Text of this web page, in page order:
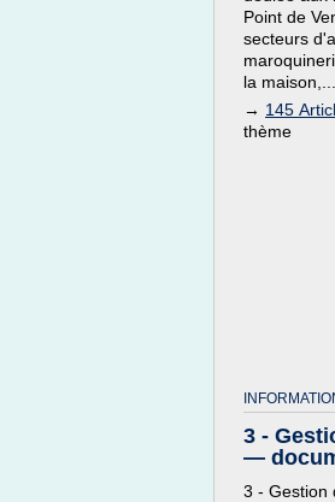
Point de
secteurs
la maison,...
→ 145
thème
3 -
—
3 - Gestion